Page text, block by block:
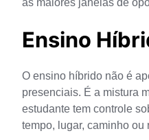
as maiores janelas de
Ensino
O ensino híbrido não é
presenciais. É a mistura
estudante tem controle
tempo, lugar, caminho ou